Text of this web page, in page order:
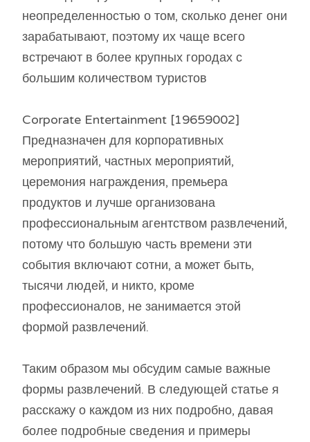
неопределенностью о том, сколько денег они
зарабатывают, поэтому их чаще всего
встречают в более крупных городах с
большим количеством туристов
Corporate Entertainment [19659002]
Предназначен для корпоративных
мероприятий, частных мероприятий,
церемония награждения, премьера
продуктов и лучше организована
профессиональным агентством развлечений,
потому что большую часть времени эти
события включают сотни, а может быть,
тысячи людей, и никто, кроме
профессионалов, не занимается этой
формой развлечений.
Таким образом мы обсудим самые важные
формы развлечений. В следующей статье я
расскажу о каждом из них подробно, давая
более подробные сведения и примеры